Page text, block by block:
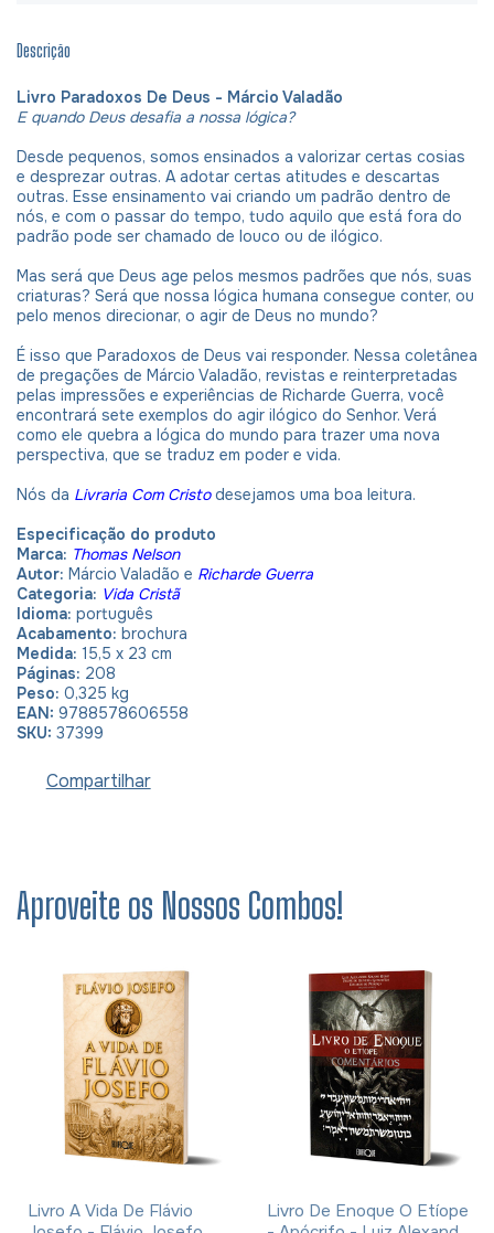
Descrição
Livro Paradoxos De Deus - Márcio Valadão
E quando Deus desafia a nossa lógica?
Desde pequenos, somos ensinados a valorizar certas cosias
e desprezar outras. A adotar certas atitudes e descartas
outras. Esse ensinamento vai criando um padrão dentro de
nós, e com o passar do tempo, tudo aquilo que está fora do
padrão pode ser chamado de louco ou de ilógico.
Mas será que Deus age pelos mesmos padrões que nós, suas
criaturas? Será que nossa lógica humana consegue conter, ou
pelo menos direcionar, o agir de Deus no mundo?
É isso que Paradoxos de Deus vai responder. Nessa coletânea
de pregações de Márcio Valadão, revistas e reinterpretadas
pelas impressões e experiências de Richarde Guerra, você
encontrará sete exemplos do agir ilógico do Senhor. Verá
como ele quebra a lógica do mundo para trazer uma nova
perspectiva, que se traduz em poder e vida.
Nós da Livraria Com Cristodesejamos uma boa leitura.
Especificação do produto
Marca: Thomas Nelson
Autor: Márcio Valadão e Richarde Guerra
Categoria: Vida Cristã
Idioma: português
Acabamento: brochura
Medida: 15,5 x 23 cm
Páginas: 208
Peso: 0,325 kg
EAN: 9788578606558
SKU: 37399
Compartilhar
Aproveite os Nossos Combos!
Livro A Vida De Flávio
Livro De Enoque O Etíope